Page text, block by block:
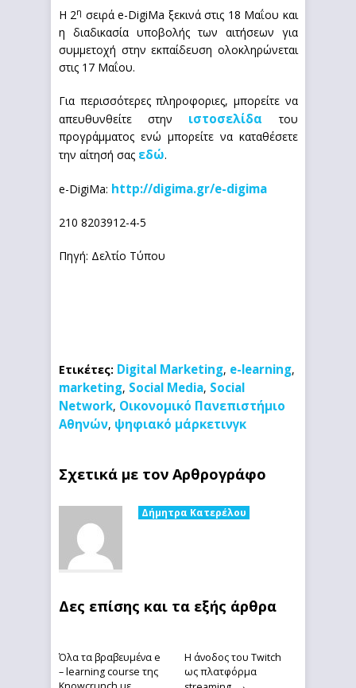
Η 2η σειρά e-DigiMa ξεκινά στις 18 Μαΐου και
η διαδικασία υποβολής των αιτήσεων για
συμμετοχή στην εκπαίδευση ολοκληρώνεται
στις 17 Μαΐου.
Για περισσότερες πληροφοριες, μπορείτε να
απευθυνθείτε στην ιστοσελίδατου
προγράμματος ενώ μπορείτε να καταθέσετε
την αίτησή σας εδώ.
e-DigiMa: http://digima.gr/e-digima
210 8203912-4-5
Πηγή: Δελτίο Τύπου
Ετικέτες: Digital Marketing, e-learning,
marketing, Social Media, Social
Network, Οικονομικό Πανεπιστήμιο
Αθηνών, ψηφιακό μάρκετινγκ
Σχετικά με τον Αρθρογράφο
Δήμητρα Κατερέλου
Δες επίσης και τα εξής άρθρα
Όλα τα βραβευμένα e
– learning course της
Η άνοδος του Twitch
ως πλατφόρμα